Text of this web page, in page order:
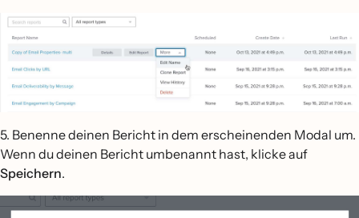
5. Benenne deinen Bericht in dem erscheinenden Modal um.
Wenn du deinen Bericht umbenannt hast, klicke auf
Speichern.